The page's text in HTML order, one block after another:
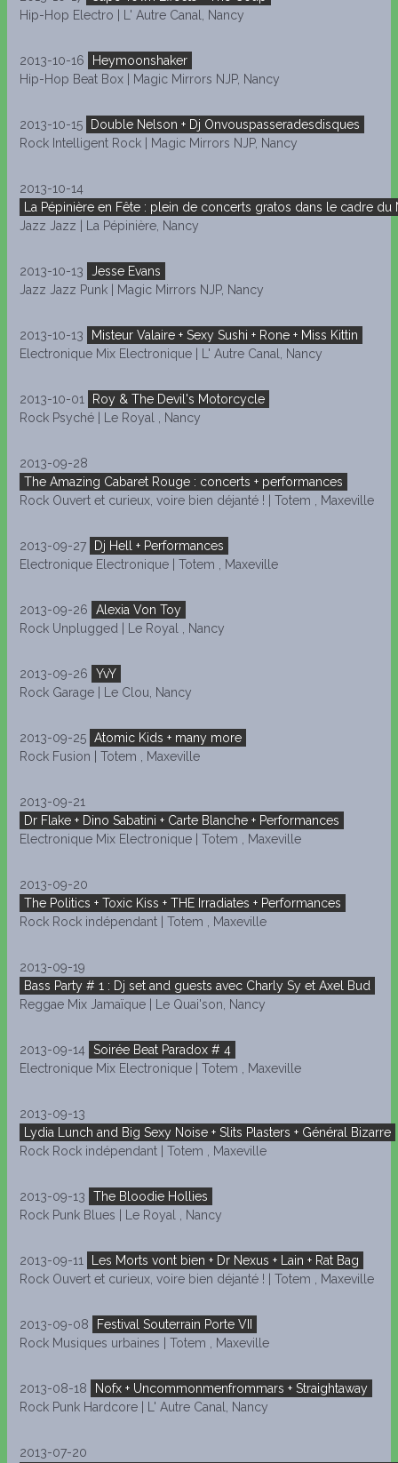
Hip-Hop Electro | L' Autre Canal, Nancy
2013-10-16
Heymoonshaker
Hip-Hop Beat Box | Magic Mirrors NJP, Nancy
2013-10-15
Double Nelson + Dj Onvouspasseradesdisques
Rock Intelligent Rock | Magic Mirrors NJP, Nancy
2013-10-14
La Pépinière en Fête : plein de concerts gratos dans le cadre du
Jazz Jazz | La Pépinière, Nancy
2013-10-13
Jesse Evans
Jazz Jazz Punk | Magic Mirrors NJP, Nancy
2013-10-13
Misteur Valaire + Sexy Sushi + Rone + Miss Kittin
Electronique Mix Electronique | L' Autre Canal, Nancy
2013-10-01
Roy & The Devil's Motorcycle
Rock Psyché | Le Royal , Nancy
2013-09-28
The Amazing Cabaret Rouge : concerts + performances
Rock Ouvert et curieux, voire bien déjanté ! | Totem , Maxeville
2013-09-27
Dj Hell + Performances
Electronique Electronique | Totem , Maxeville
2013-09-26
Alexia Von Toy
Rock Unplugged | Le Royal , Nancy
2013-09-26
YvY
Rock Garage | Le Clou, Nancy
2013-09-25 Atomic Kids + many more
Rock Fusion | Totem , Maxeville
2013-09-21
Dr Flake + Dino Sabatini + Carte Blanche + Performances
Electronique Mix Electronique | Totem , Maxeville
2013-09-20
The Politics + Toxic Kiss + THE Irradiates + Performances
Rock Rock indépendant | Totem , Maxeville
2013-09-19
Bass Party # 1 : Dj set and guests avec Charly Sy et Axel Bud
Reggae Mix Jamaïque | Le Quai'son, Nancy
2013-09-14
Soirée Beat Paradox # 4
Electronique Mix Electronique | Totem , Maxeville
2013-09-13
Lydia Lunch and Big Sexy Noise + Slits Plasters + Général Bizarre
Rock Rock indépendant | Totem , Maxeville
2013-09-13
The Bloodie Hollies
Rock Punk Blues | Le Royal , Nancy
2013-09-11
Les Morts vont bien + Dr Nexus + Lain + Rat Bag
Rock Ouvert et curieux, voire bien déjanté ! | Totem , Maxeville
2013-09-08
Festival Souterrain Porte VII
Rock Musiques urbaines | Totem , Maxeville
2013-08-18
Nofx + Uncommonmenfrommars + Straightaway
Rock Punk Hardcore | L' Autre Canal, Nancy
2013-07-20